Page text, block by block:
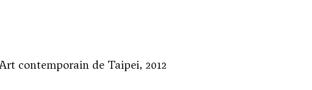
contemporain de Taipei, 2012